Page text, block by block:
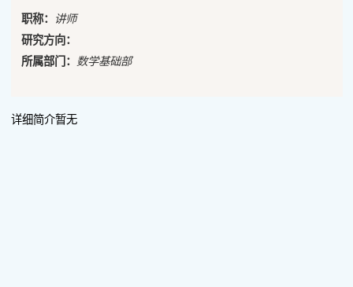
职称：
讲师
研究方向：
所属部门：
数学基础部
详细简介暂无